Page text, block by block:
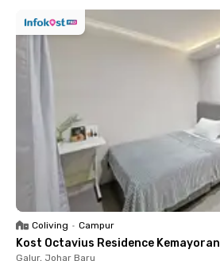
Coliving • Campur
Kost Octavius Residence Kemayoran
Galur, Johar Baru